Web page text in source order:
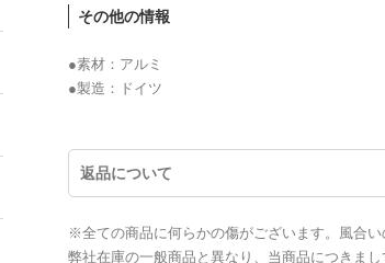
その他の情報
●素材：アルミ
●製造：ドイツ
返品について
※全ての商品に何らかの傷がございます。風合い
弊社在庫の一般商品と異なり、当商品につきま